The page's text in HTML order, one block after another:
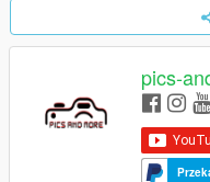
pics-